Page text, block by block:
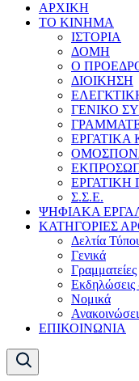
ΑΡΧΙΚΗ
ΤΟ ΚΙΝΗΜΑ
ΙΣΤΟΡΙΑ
ΔΟΜΗ
Ο
ΔΙΟΙΚΗΣΗ
ΓΕΝΙΚΟ
ΕΡΓΑΤΙΚΑ
ΕΡΓΑΤΙΚΗ
Σ.Σ.Ε.
ΨΗΦΙΑΚΑ
ΚΑΤΗΓΟΡΙΕΣ
Δελτία
Γενικά
Γραμματείες
Εκδηλώσεις
Νομικά
ΕΠΙΚΟΙΝΩΝΙΑ